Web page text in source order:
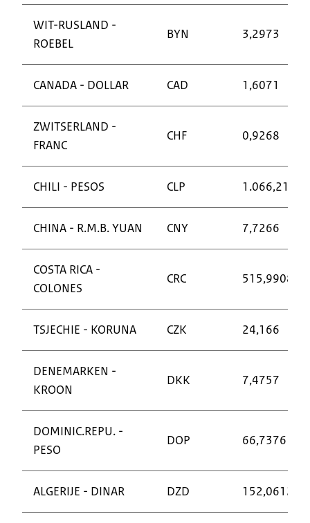
WIT-RUSLAND -
ROEBEL
BYN 3,2973
CANADA - DOLLAR CAD 1,6071
ZWITSERLAND -
FRANC
CHF 0,9268
CHILI - PESOS CLP 1.066,21
CHINA - R.M.B. YUAN CNY 7,7266
COSTA RICA -
COLONES
CRC 515,9908
TSJECHIE - KORUNA CZK 24,166
DENEMARKEN -
KROON
DKK 7,4757
DOMINIC.REPU. -
PESO
DOP 66,7376
ALGERIJE - DINAR DZD 152,0612